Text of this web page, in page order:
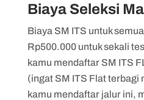
Biaya Seleksi
Biaya SM ITS untuk
Rp500.000 untuk sekali
kamu mendaftar SM ITS
(ingat SM ITS Flat terbagi
kamu mendaftar jalur ini,